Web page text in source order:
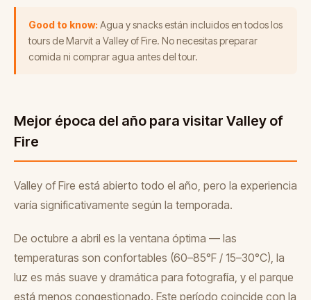
Good to know: Agua y snacks están incluidos en todos los
tours de Marvit a Valley of Fire. No necesitas preparar
comida ni comprar agua antes del tour.
Mejor época del año para visitar Valley of
Fire
Valley of Fire está abierto todo el año, pero la experiencia
varía significativamente según la temporada.
De octubre a abril es la ventana óptima — las
temperaturas son confortables (60–85°F / 15–30°C), la
luz es más suave y dramática para fotografía, y el parque
está menos congestionado. Este período coincide con la